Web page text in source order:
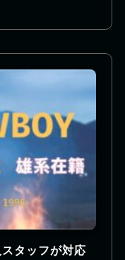
供しています。
や出張でお越
す。初めてのお
よう、料金体系
たします。日
られる空間で、
きをお過ごしく
ーションをお
利用くださ
来店を心より
タッフが対応